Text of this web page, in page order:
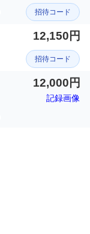
招待コード
12,150円
招待コード
12,000円
記録画像